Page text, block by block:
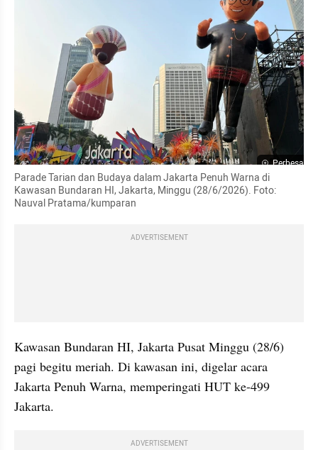
Perbesar
Parade Tarian dan Budaya dalam Jakarta Penuh Warna di
Kawasan Bundaran HI, Jakarta, Minggu (28/6/2026). Foto:
Nauval Pratama/kumparan
ADVERTISEMENT
Kawasan Bundaran HI, Jakarta Pusat Minggu (28/6)
pagi begitu meriah. Di kawasan ini, digelar acara
Jakarta Penuh Warna, memperingati HUT ke-499
Jakarta.
ADVERTISEMENT